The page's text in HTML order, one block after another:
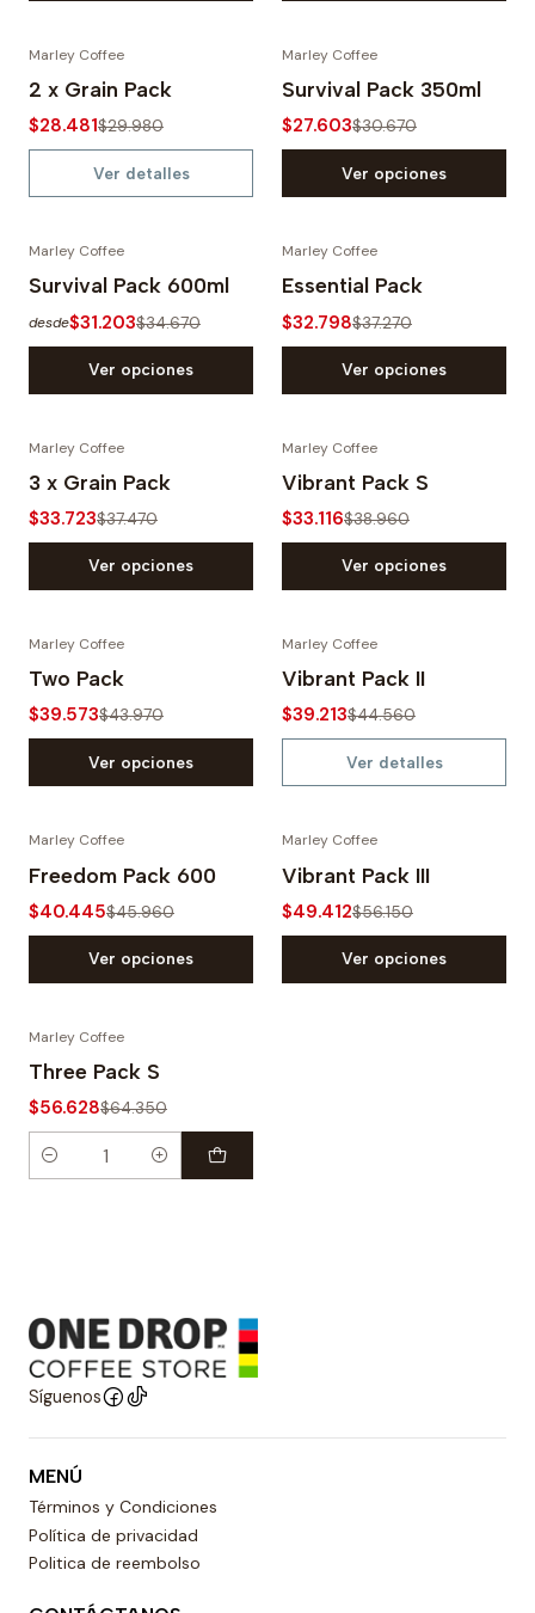
-5%
Agotado
Marley Coffee
2 x Grain Pack
$28.481$29.980
Ver detalles
-10%
Marley Coffee
Survival Pack 350ml
$27.603$30.670
Ver opciones
-10%
Marley Coffee
Survival Pack 600ml
desde$31.203$34.670
Ver opciones
-12%
Marley Coffee
Essential Pack
$32.798$37.270
Ver opciones
-10%
Marley Coffee
3 x Grain Pack
$33.723$37.470
Ver opciones
-15%
Marley Coffee
Vibrant Pack S
$33.116$38.960
Ver opciones
-10%
Marley Coffee
Two Pack
$39.573$43.970
Ver opciones
-12%
Agotado
Marley Coffee
Vibrant Pack II
$39.213$44.560
Ver detalles
-12%
Marley Coffee
Freedom Pack 600
$40.445$45.960
Ver opciones
-12%
Marley Coffee
Vibrant Pack III
$49.412$56.150
Ver opciones
-12%
Marley Coffee
Three Pack S
$56.628$64.350
Cantidad
Síguenos
MENÚ
Términos y Condiciones
Política de privacidad
Politica de reembolso